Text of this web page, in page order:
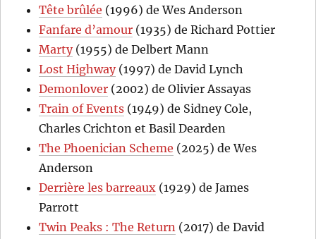
Tête brûlée (1996) de Wes Anderson
Fanfare d’amour (1935) de Richard Pottier
Marty(1955) de Delbert Mann
Lost Highway(1997) de David Lynch
Demonlover (2002) de Olivier Assayas
Train of Events (1949) de Sidney Cole,
Charles Crichton et Basil Dearden
The Phoenician Scheme (2025) de Wes
Anderson
Derrière les barreaux (1929) de James
Parrott
Twin Peaks : The Return (2017) de David